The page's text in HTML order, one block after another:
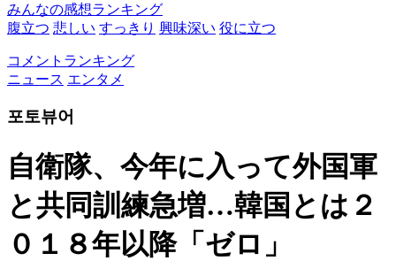
みんなの感想ランキング
腹立つ 悲しい すっきり 興味深い 役に立つ
コメントランキング
ニュース エンタメ
포토뷰어
自衛隊、今年に入って外国軍
と共同訓練急増…韓国とは２
０１８年以降「ゼロ」